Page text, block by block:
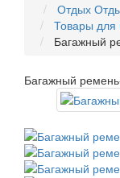
Отдых
Товары для
Багажный
Багажный